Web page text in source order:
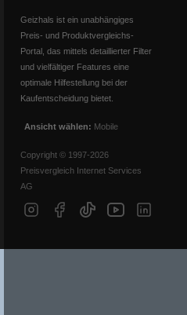
Geizhals ist ein unabhängiges
Preis- und Produktvergleichs-
Portal, das mittels detaillierter Filter
und vielfältiger Features eine
optimale Hilfestellung bei der
Kaufentscheidung bietet.
Ansicht wählen: Mobile
Copyright © 1997-2026
Preisvergleich Internet Services
AG